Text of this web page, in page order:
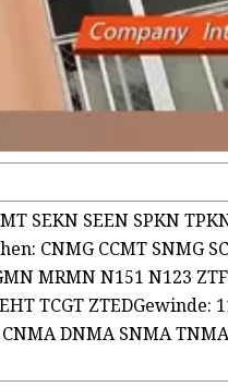
SEKN SEEN SPKN
CNMG CCMT SNMG
MRMN N151 N123
TCGT ZTEDGewinde:
DNMA SNMA